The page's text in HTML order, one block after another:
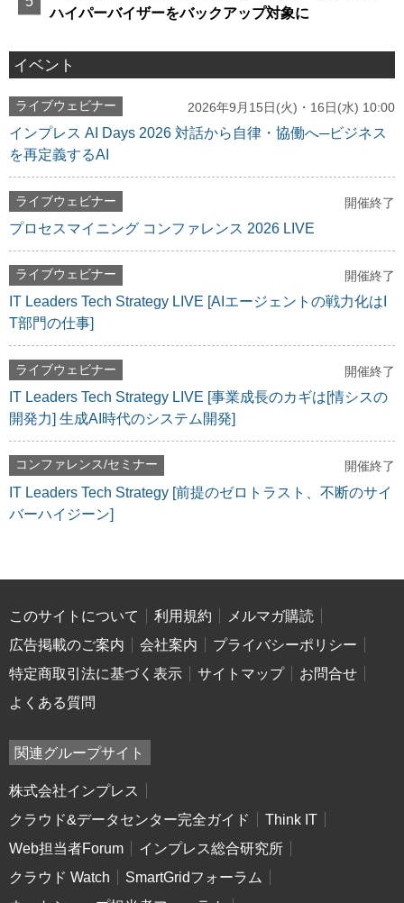
ハイパーバイザーをバックアップ対象に
イベント
ライブウェビナー 2026年9月15日(火)・16日(水) 10:00
インプレス AI Days 2026 対話から自律・協働へ─ビジネス
を再定義するAI
ライブウェビナー 開催終了
プロセスマイニング コンファレンス 2026 LIVE
ライブウェビナー 開催終了
IT Leaders Tech Strategy LIVE [AIエージェントの戦力化はI
T部門の仕事]
ライブウェビナー 開催終了
IT Leaders Tech Strategy LIVE [事業成長のカギは[情シスの
開発力] 生成AI時代のシステム開発]
コンファレンス/セミナー 開催終了
IT Leaders Tech Strategy [前提のゼロトラスト、不断のサイ
バーハイジーン]
このサイトについて 利用規約
メルマガ購読
広告掲載のご案内
会社案内
プライバシーポリシー
特定商取引法に基づく表示
サイトマップ
お問合せ
よくある質問
関連グループサイト
株式会社インプレス
クラウド&データセンター完全ガイド
Think IT
Web担当者Forum
インプレス総合研究所
クラウド Watch
SmartGridフォーラム